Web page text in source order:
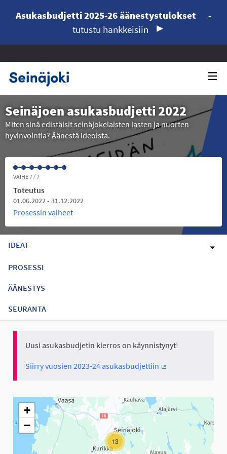
Asukasbudjetti 2025-26 äänestystulokset
-
tutustu hankkeisiin
Seinäjoen asukasbudjetti 2022
Miten sinä edistäisit seinäjokelaisten lasten ja nuorten
hyvinvointia? Äänestä ideoista.
VAIHE 7 / 7
Toteutus
01.06.2022 - 31.12.2022
Prosessin vaiheet
IDEAT
PROSESSI
ÄÄNESTYS
SEURANTA
Uusi asukasbudjetin kierros on käynnistynyt!
Siirry vuosien 2023-24 asukasbudjettiin
Seuraavassa elementissä on kartta, joka esittää tämän
13
+
−